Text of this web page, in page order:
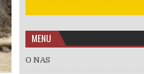
MENU
O NAS